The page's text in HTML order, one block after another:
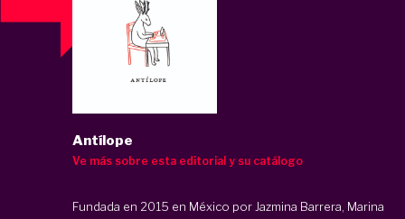
Antílope
Ve más sobre esta editorial y su catálogo
Fundada en 2015 en México por Jazmina Barrera, Marina